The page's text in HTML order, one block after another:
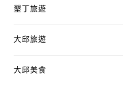
墾丁旅遊
大邱旅遊
大邱美食